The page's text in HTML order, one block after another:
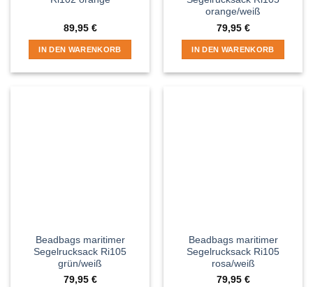
89,95 €
IN DEN WARENKORB
orange/weiß
79,95 €
IN DEN WARENKORB
Beadbags maritimer
Segelrucksack Ri105
grün/weiß
79,95 €
Beadbags maritimer
Segelrucksack Ri105
rosa/weiß
79,95 €